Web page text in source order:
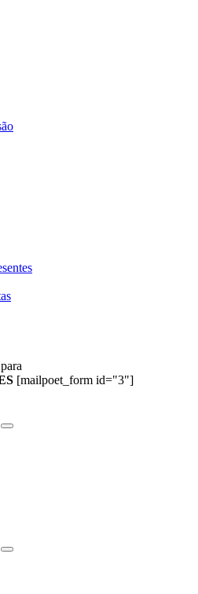
[mailpoet_form id="3"]